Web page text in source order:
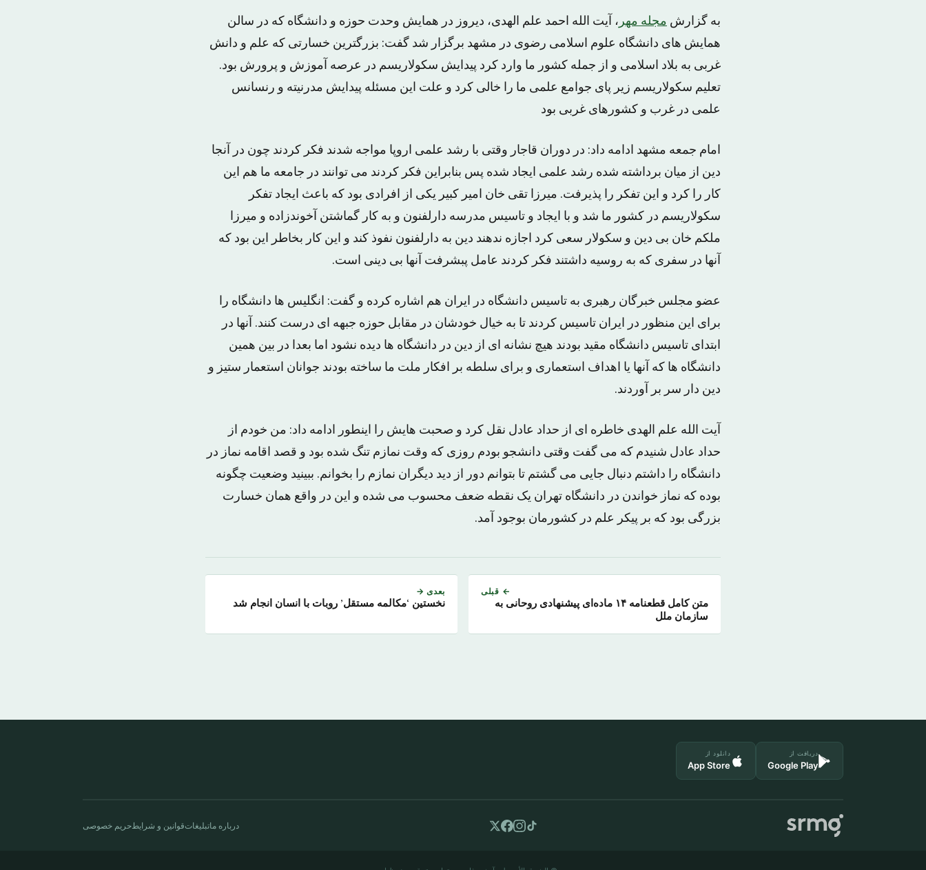
به گزارش مجله مهر ، آیت الله احمد علم الهدی، دیروز در همایش وحدت حوزه و دانشگاه که در سالن
همایش های دانشگاه علوم اسلامی رضوی در مشهد برگزار شد گفت: بزرگترین خسارتی که علم و دانش
غربی به بلاد اسلامی و از جمله کشور ما وارد کرد پیدایش سکولاریسم در عرصه آموزش و پرورش بود.
تعلیم سکولاریسم زیر پای جوامع علمی ما را خالی کرد و علت این مسئله پیدایش مدرنیته و رنسانس
علمی در غرب و کشورهای غربی بود
امام جمعه مشهد ادامه داد: در دوران قاجار وقتی با رشد علمی اروپا مواجه شدند فکر کردند چون در آنجا
دین از میان برداشته شده رشد علمی ایجاد شده پس بنابراین فکر کردند می توانند در جامعه ما هم این
کار را کرد و این تفکر را پذیرفت. میرزا تقی خان امیر کبیر یکی از افرادی بود که باعث ایجاد تفکر
سکولاریسم در کشور ما شد و با ایجاد و تاسیس مدرسه دارلفنون و به کار گماشتن آخوندزاده و میرزا
ملکم خان بی دین و سکولار سعی کرد اجازه ندهند دین به دارلفنون نفوذ کند و این کار بخاطر این بود که
آنها در سفری که به روسیه داشتند فکر کردند عامل پبشرفت آنها بی دینی است.
عضو مجلس خبرگان رهبری به تاسیس دانشگاه در ایران هم اشاره کرده و گفت: انگلیس ها دانشگاه را
برای این منظور در ایران تاسیس کردند تا به خیال خودشان در مقابل حوزه جبهه ای درست کنند. آنها در
ابتدای تاسیس دانشگاه مقید بودند هیچ نشانه ای از دین در دانشگاه ها دیده نشود اما بعدا در بین همین
دانشگاه ها که آنها یا اهداف استعماری و برای سلطه بر افکار ملت ما ساخته بودند جوانان استعمار ستیز و
دین دار سر بر آوردند.
آیت الله علم الهدی خاطره ای از حداد عادل نقل کرد و صحبت هایش را اینطور ادامه داد: من خودم از
حداد عادل شنیدم که می گفت وقتی دانشجو بودم روزی که وقت نمازم تنگ شده بود و قصد اقامه نماز در
دانشگاه را داشتم دنبال جایی می گشتم تا بتوانم دور از دید دیگران نمازم را بخوانم. ببینید وضعیت چگونه
بوده که نماز خواندن در دانشگاه تهران یک نقطه ضعف محسوب می شده و این در واقع همان خسارت
بزرگی بود که بر پیکر علم در کشورمان بوجود آمد.
← قبلی
متن کامل قطعنامه ۱۴ ماده‌ای پیشنهادی روحانی به
سازمان ملل
بعدی →
نخستین ‘مکالمه مستقل’ روبات با انسان انجام شد
دریافت از
Google Play
دانلود از
App Store
درباره ماتبلیغاتقوانین و شرایطحریم خصوصی